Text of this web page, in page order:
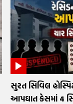
સુરત સિવિલ
આપઘાત કેસમાં 4